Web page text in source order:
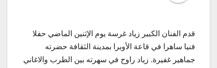
قدم الفنان الكبير زياد غرسة يوم الإثنين الماضي حفلا
فنيا ساهرا في قاعة الأوبرا بمدينة الثقافة حضرته
جماهير غفيرة. زياد راوح في سهرته بين الطرب والاغاني